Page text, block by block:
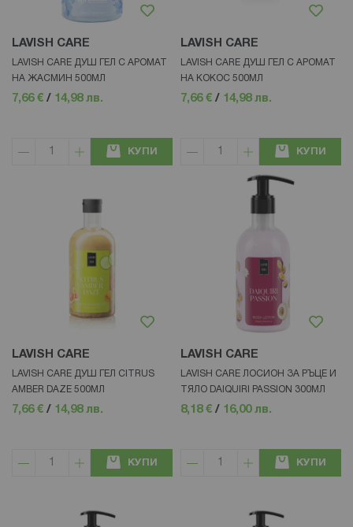
LAVISH CARE
LAVISH CARE ДУШ ГЕЛ С АРОМАТ
НА ЖАСМИН 500МЛ
7,66 € / 14,98 лв.
КУПИ
LAVISH CARE
LAVISH CARE ДУШ ГЕЛ С АРОМАТ
НА КОКОС 500МЛ
7,66 € / 14,98 лв.
КУПИ
LAVISH CARE
LAVISH CARE ДУШ ГЕЛ CITRUS
AMBER DAZE 500МЛ
7,66 € / 14,98 лв.
КУПИ
LAVISH CARE
LAVISH CARE ЛОСИОН ЗА РЪЦЕ И
ТЯЛО DAIQUIRI PASSION 300МЛ
8,18 € / 16,00 лв.
КУПИ